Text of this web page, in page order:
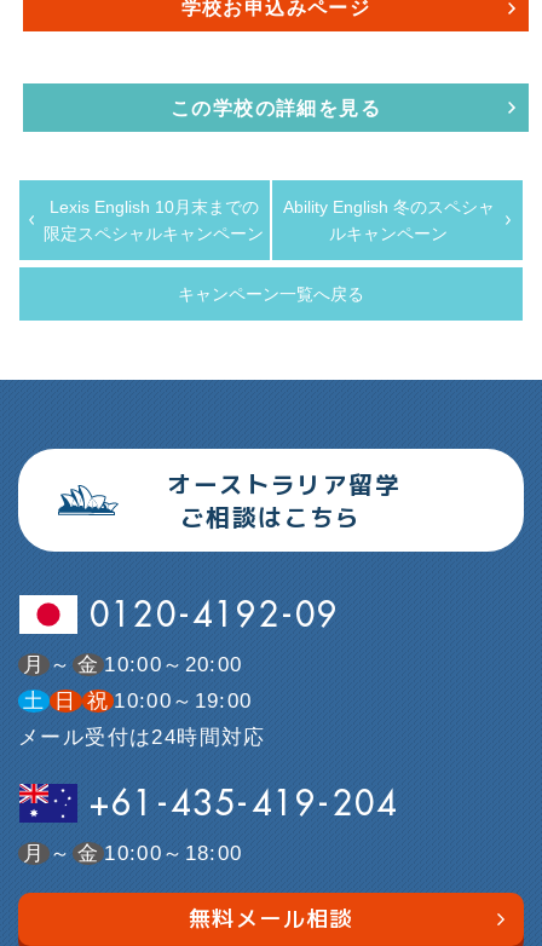
学校お申込みページ
この学校の詳細を見る
Lexis English 10月末までの
限定スペシャルキャンペーン
キャンペーン一覧へ戻る
Ability English 冬のスペシャ
ルキャンペーン
オーストラリア留学
ご相談はこちら
0120-4192-09
月 ～ 金 10:00～20:00
土 日 祝 10:00～19:00
メール受付は24時間対応
+61-435-419-204
月 ～ 金 10:00～18:00
無料メール相談